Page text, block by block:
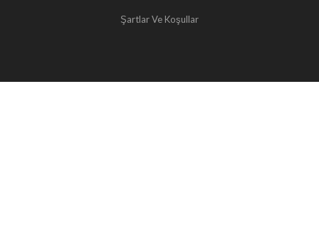
Şartlar Ve Koşullar